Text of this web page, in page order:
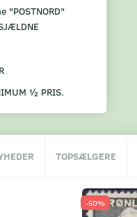
"POSTNORD"
½ PRIS.
TOPSÆLGERE
-50%